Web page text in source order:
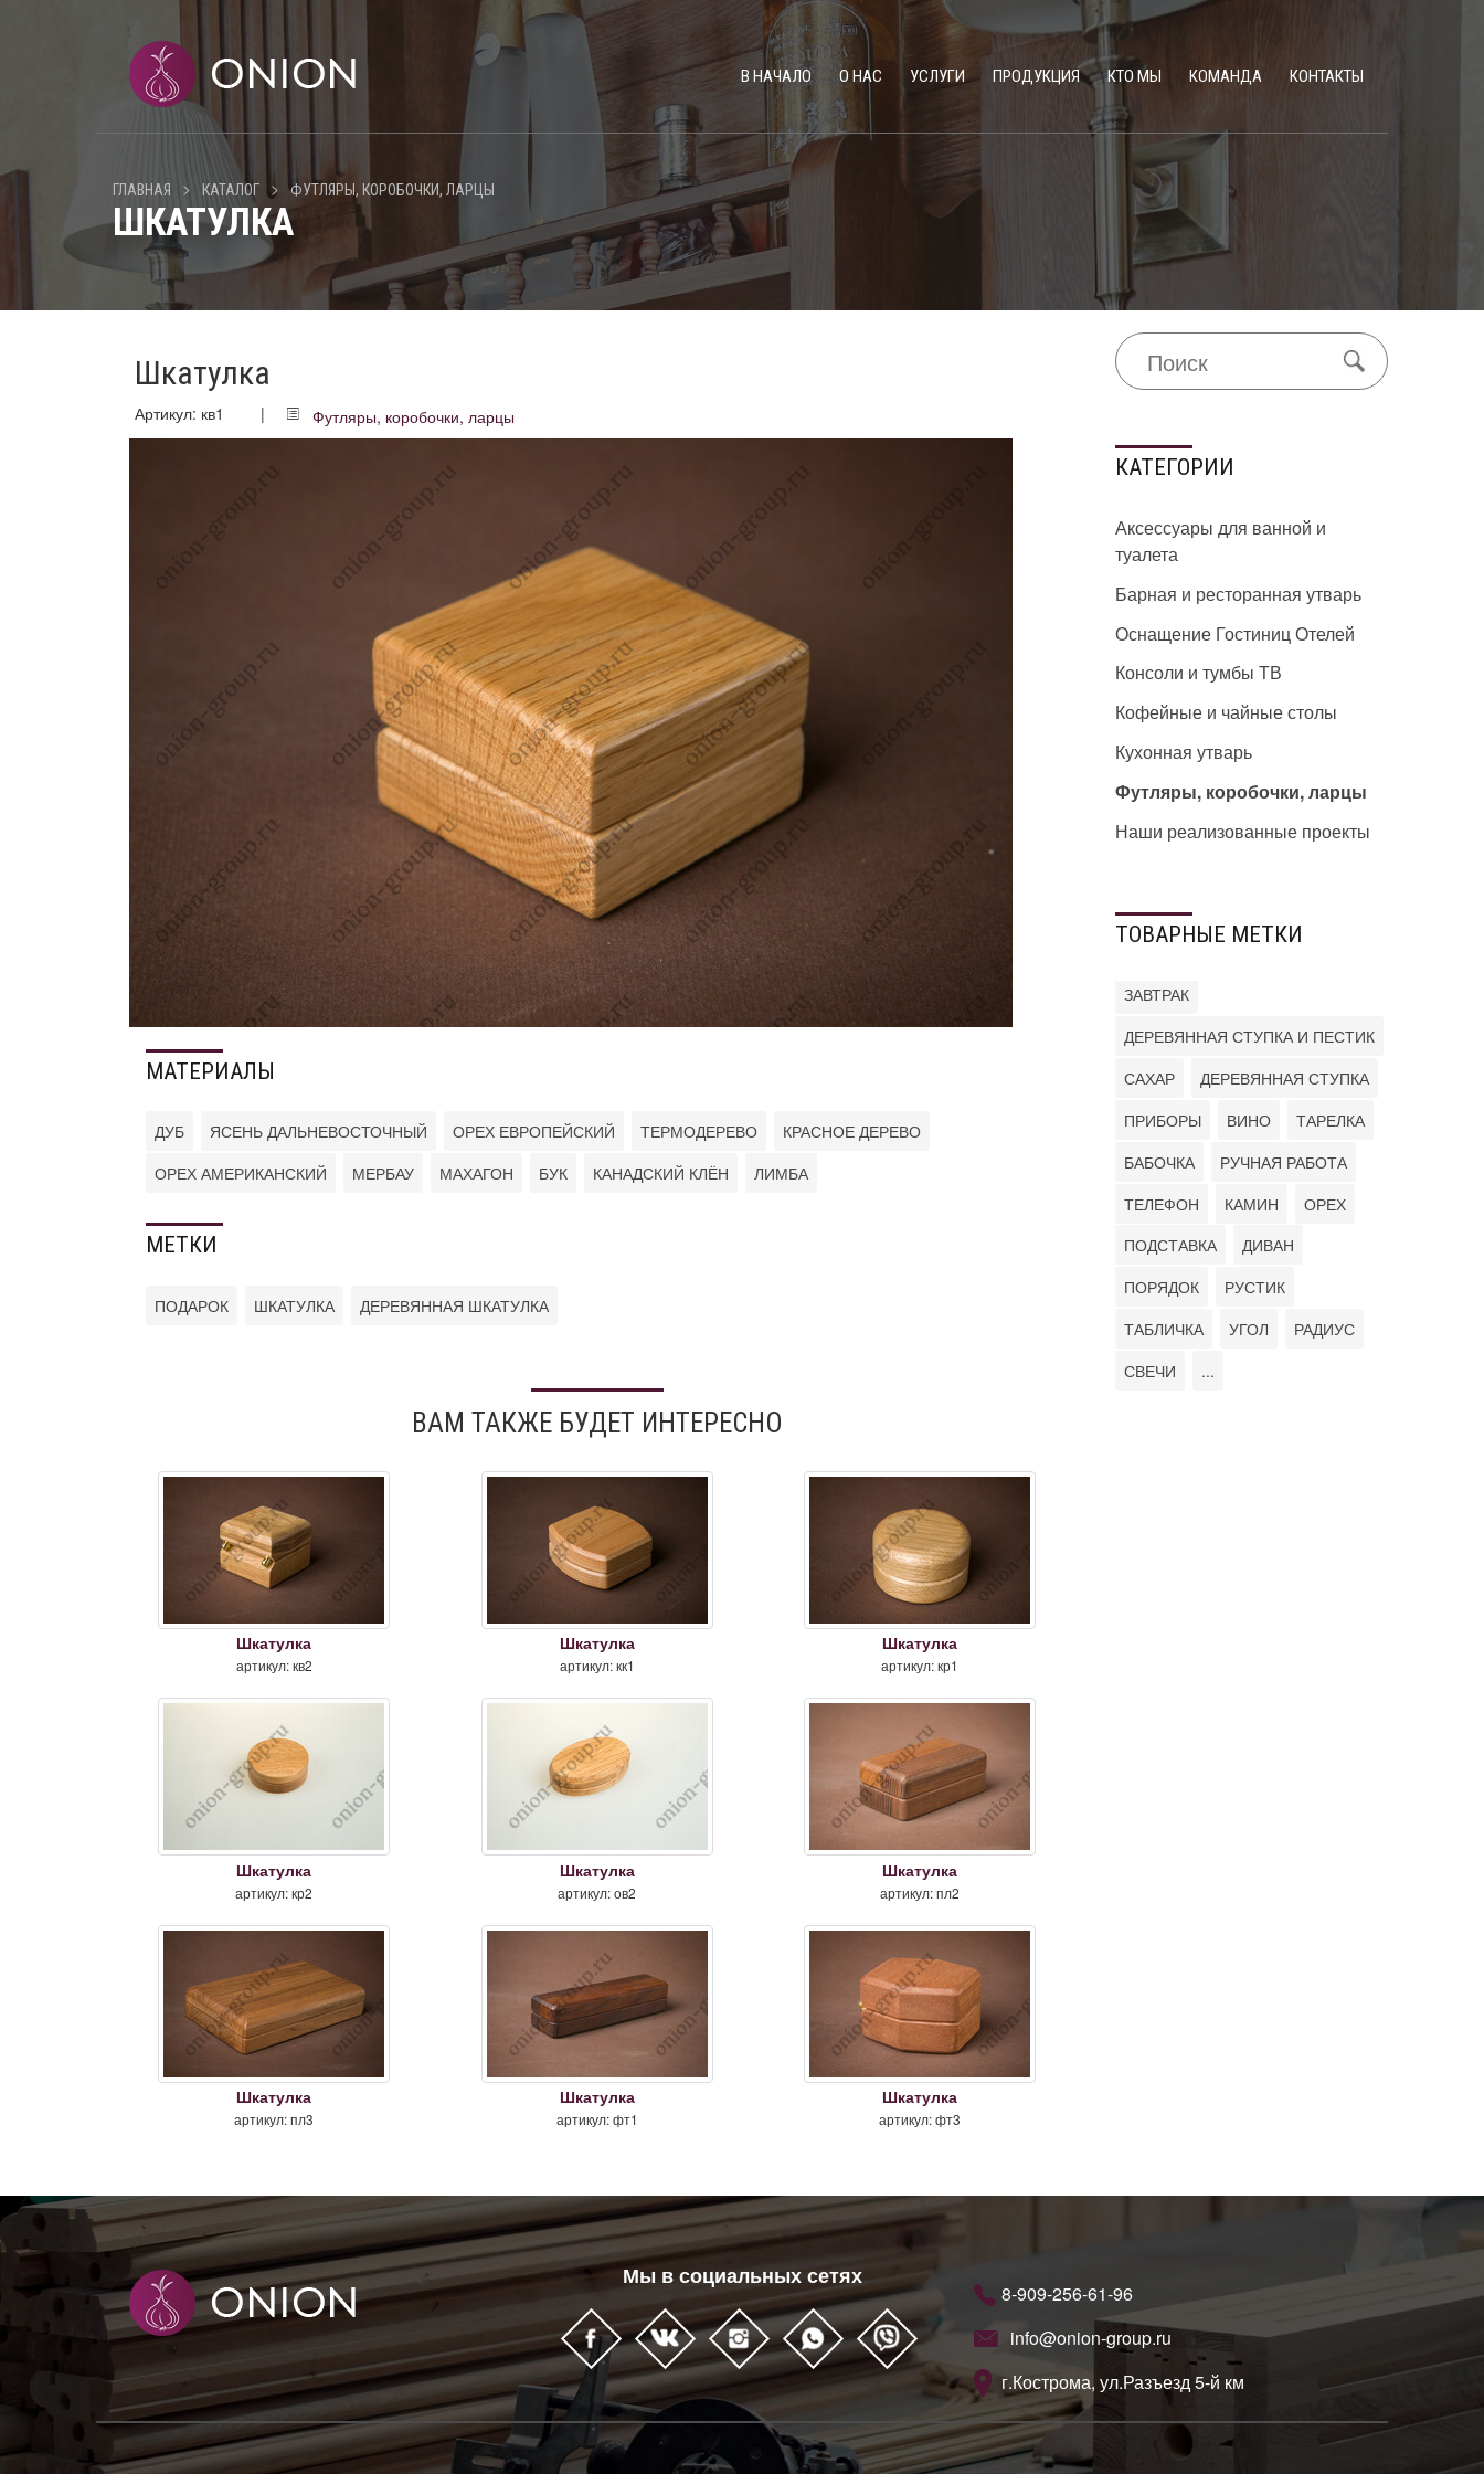
В НАЧАЛО О НАС УСЛУГИ ПРОДУКЦИЯ КТО МЫ КОМАНДА КОНТАКТЫ
ГЛАВНАЯ > КАТАЛОГ > ФУТЛЯРЫ, КОРОБОЧКИ, ЛАРЦЫ
ШКАТУЛКА
Шкатулка
Артикул: кв1 | Футляры, коробочки, ларцы
МАТЕРИАЛЫ
ДУБ ЯСЕНЬ ДАЛЬНЕВОСТОЧНЫЙ ОРЕХ ЕВРОПЕЙСКИЙ ТЕРМОДЕРЕВО
КРАСНОЕ ДЕРЕВО
ОРЕХ АМЕРИКАНСКИЙ
МЕРБАУ МАХАГОН БУК КАНАДСКИЙ КЛЁН ЛИМБА
МЕТКИ
ПОДАРОК ШКАТУЛКА ДЕРЕВЯННАЯ ШКАТУЛКА
ВАМ ТАКЖЕ БУДЕТ ИНТЕРЕСНО
Шкатулка
артикул: кв2
Шкатулка
артикул: кк1
Шкатулка
артикул: кр1
Шкатулка
артикул: кр2
Шкатулка
артикул: ов2
Шкатулка
артикул: пл2
Шкатулка
артикул: пл3
Шкатулка
артикул: фт1
Шкатулка
артикул: фт3
КАТЕГОРИИ
Аксессуары для ванной и
туалета
Барная и ресторанная утварь
Оснащение Гостиниц Отелей
Консоли и тумбы ТВ
Кофейные и чайные столы
Кухонная утварь
Футляры, коробочки, ларцы
Наши реализованные проекты
ТОВАРНЫЕ МЕТКИ
ЗАВТРАК
ДЕРЕВЯННАЯ СТУПКА И ПЕСТИК
САХАР
ДЕРЕВЯННАЯ СТУПКА
ПРИБОРЫ
ВИНО
ТАРЕЛКА
БАБОЧКА
РУЧНАЯ РАБОТА
ТЕЛЕФОН
КАМИН
ОРЕХ
ПОДСТАВКА
ДИВАН
ПОРЯДОК
РУСТИК
ТАБЛИЧКА
УГОЛ
РАДИУС
СВЕЧИ
...
Мы в социальных сетях
8-909-256-61-96
info@onion-group.ru
г.Кострома, ул.Разъезд 5-й км